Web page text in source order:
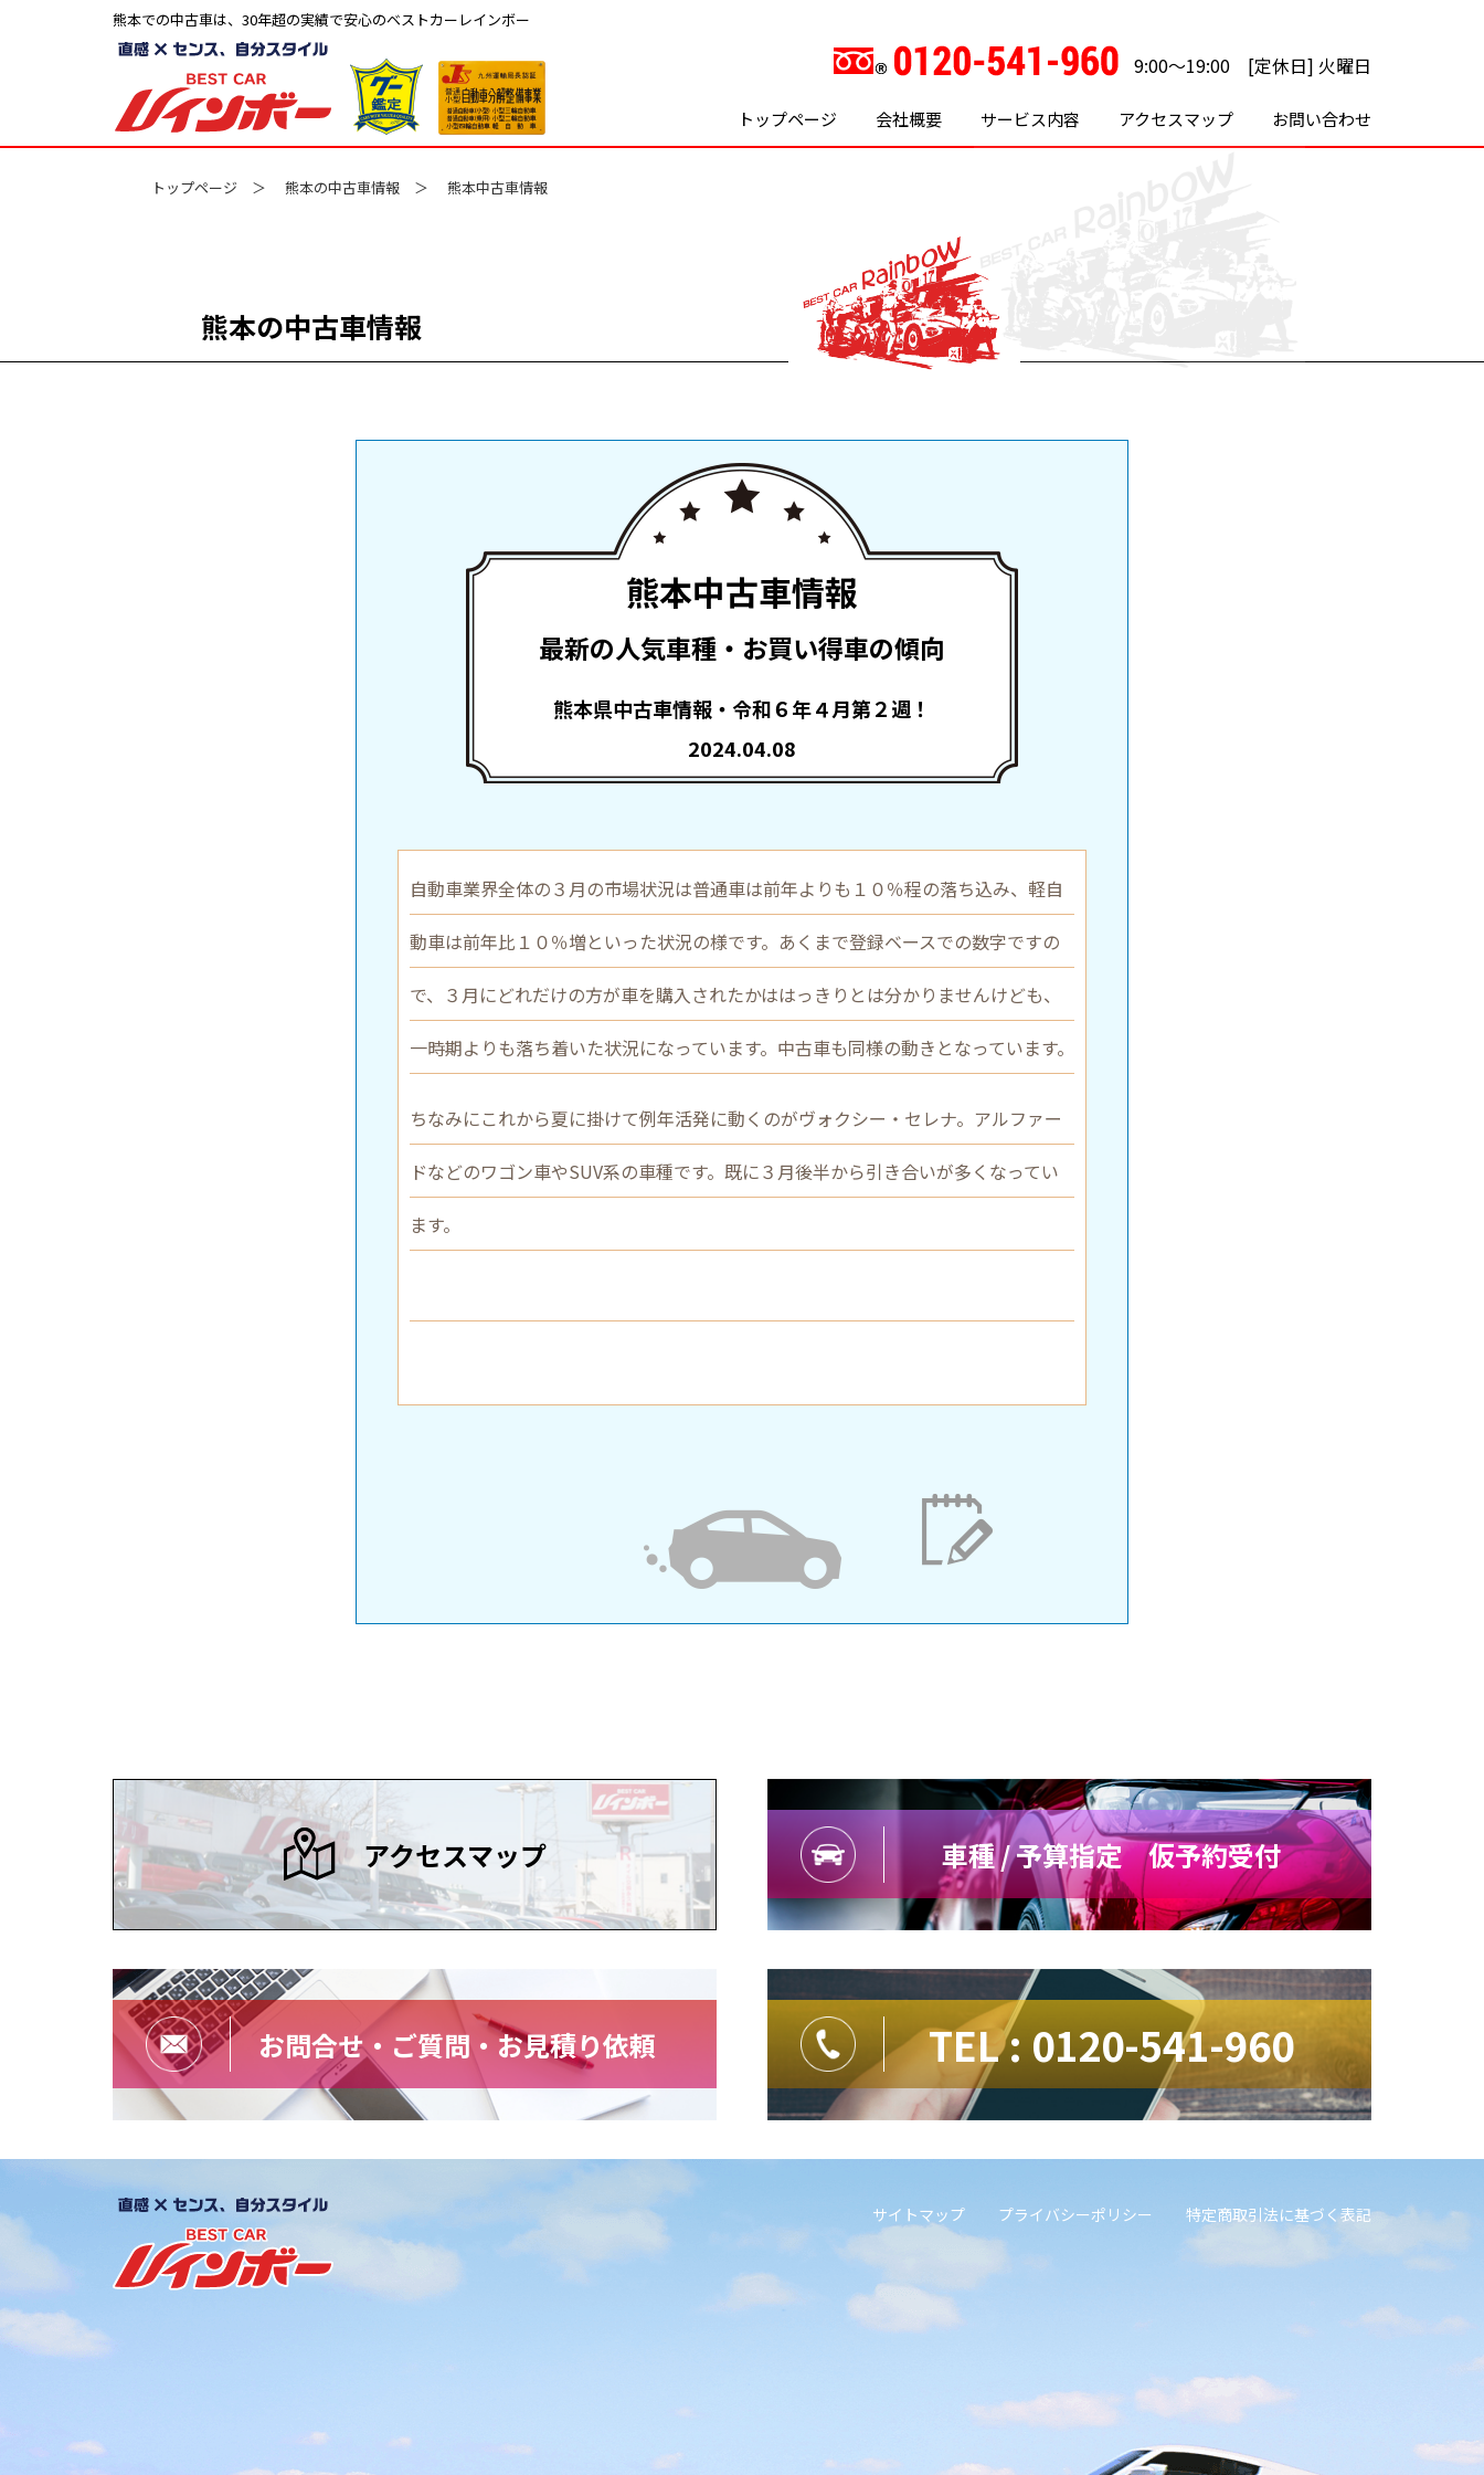
熊本での中古車は、30年超の実績で安心のベストカーレインボー
9:00～19:00 [定休日] 火曜日
トップページ 会社概要 サービス内容 アクセスマップ お問い合わせ
トップページ 熊本の中古車情報 熊本中古車情報
熊本の中古車情報
熊本中古車情報
最新の人気車種・お買い得車の傾向
熊本県中古車情報・令和６年４月第２週！
2024.04.08
自動車業界全体の３月の市場状況は普通車は前年よりも１０％程の落ち込み、軽自
動車は前年比１０％増といった状況の様です。あくまで登録ベースでの数字ですの
で、３月にどれだけの方が車を購入されたかははっきりとは分かりませんけども、
一時期よりも落ち着いた状況になっています。中古車も同様の動きとなっています。
ちなみにこれから夏に掛けて例年活発に動くのがヴォクシー・セレナ。アルファー
ドなどのワゴン車やSUV系の車種です。既に３月後半から引き合いが多くなってい
ます。
アクセスマップ 車種 / 予算指定 仮予約受付
お問合せ・ご質問・お見積り依頼 TEL : 0120-541-960
サイトマップ プライバシーポリシー 特定商取引法に基づく表記